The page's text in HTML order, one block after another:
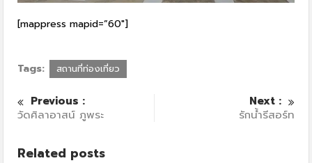
[mappress mapid=”60″]
Tags: สถานที่ท่องเที่ยว
Previous :
วัดศิลาอาสน์ ภูพระ
Next :
รักน้ำรีสอร์ท
Related posts